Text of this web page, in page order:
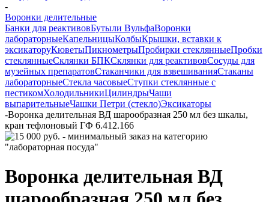
-
Воронки делительные
Банки для реактивовБутыли ВульфаВоронки
лабораторныеКапельницыКолбыКрышки, вставки к
эксикаторуКюветыПикнометрыПробирки стеклянныеПробки
стеклянныеСклянки БПКСклянки для реактивовСосуды для
музейных препаратовСтаканчики для взвешиванияСтаканы
лабораторныеСтекла часовыеСтупки стеклянные с
пестикомХолодильникиЦилиндрыЧаши
выпарительныеЧашки Петри (стекло)Эксикаторы
-Воронка делительная ВД шарообразная 250 мл без шкалы,
кран тефлоновый ГФ 6.412.166
Воронка делительная ВД